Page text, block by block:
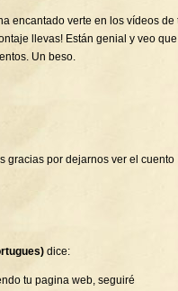
encantado verte en los vídeos de
llevas! Están genial y veo que
Un beso.
gracias por dejarnos ver el cuento
dice:
tu pagina web, seguiré